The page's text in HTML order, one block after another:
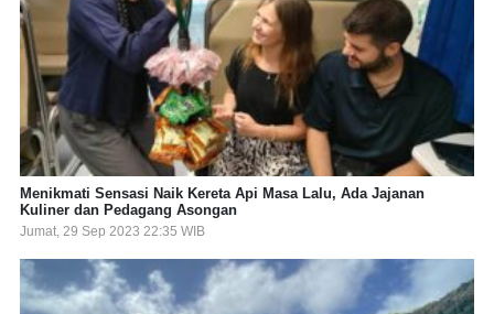
Menikmati Sensasi Naik Kereta Api Masa Lalu, Ada Jajanan
Kuliner dan Pedagang Asongan
Jumat, 29 Sep 2023 22:35 WIB